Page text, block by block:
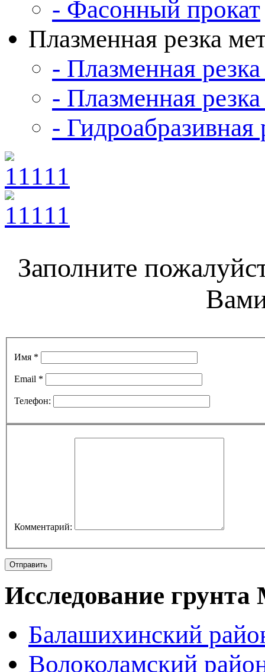
- Фасонный прокат
Плазменная резка
- Плазменная
- Плазменная
- Гидроабразивная
Заполните
Имя *
Email *
Телефон:
Комментарий:
Отправить
Исследование
Балашихинский
Волоколамский